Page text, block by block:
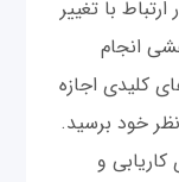
با تغییر
انجام
کلیدی اجازه
خود برسید.
و